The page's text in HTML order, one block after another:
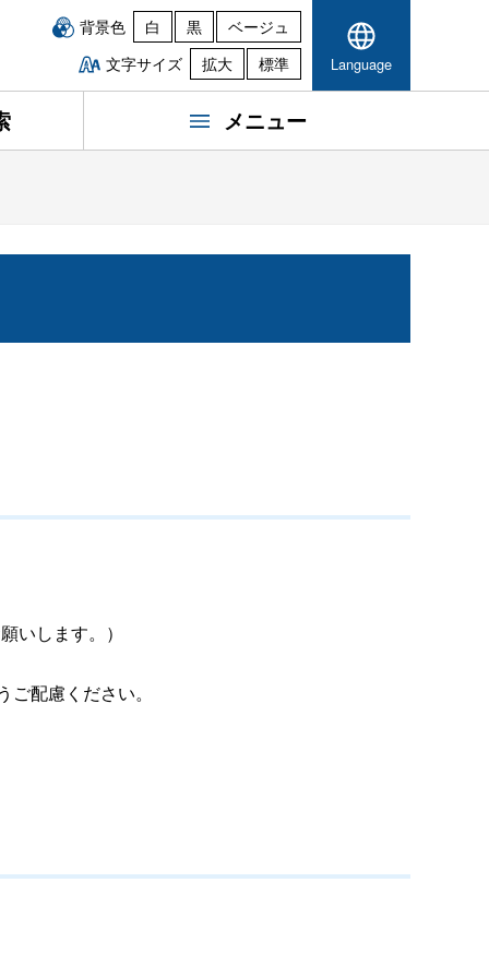
背景色 白 黒
ベージュ
文字サイズ
拡大 標準 Language
メニュー
いします。）
配慮ください。